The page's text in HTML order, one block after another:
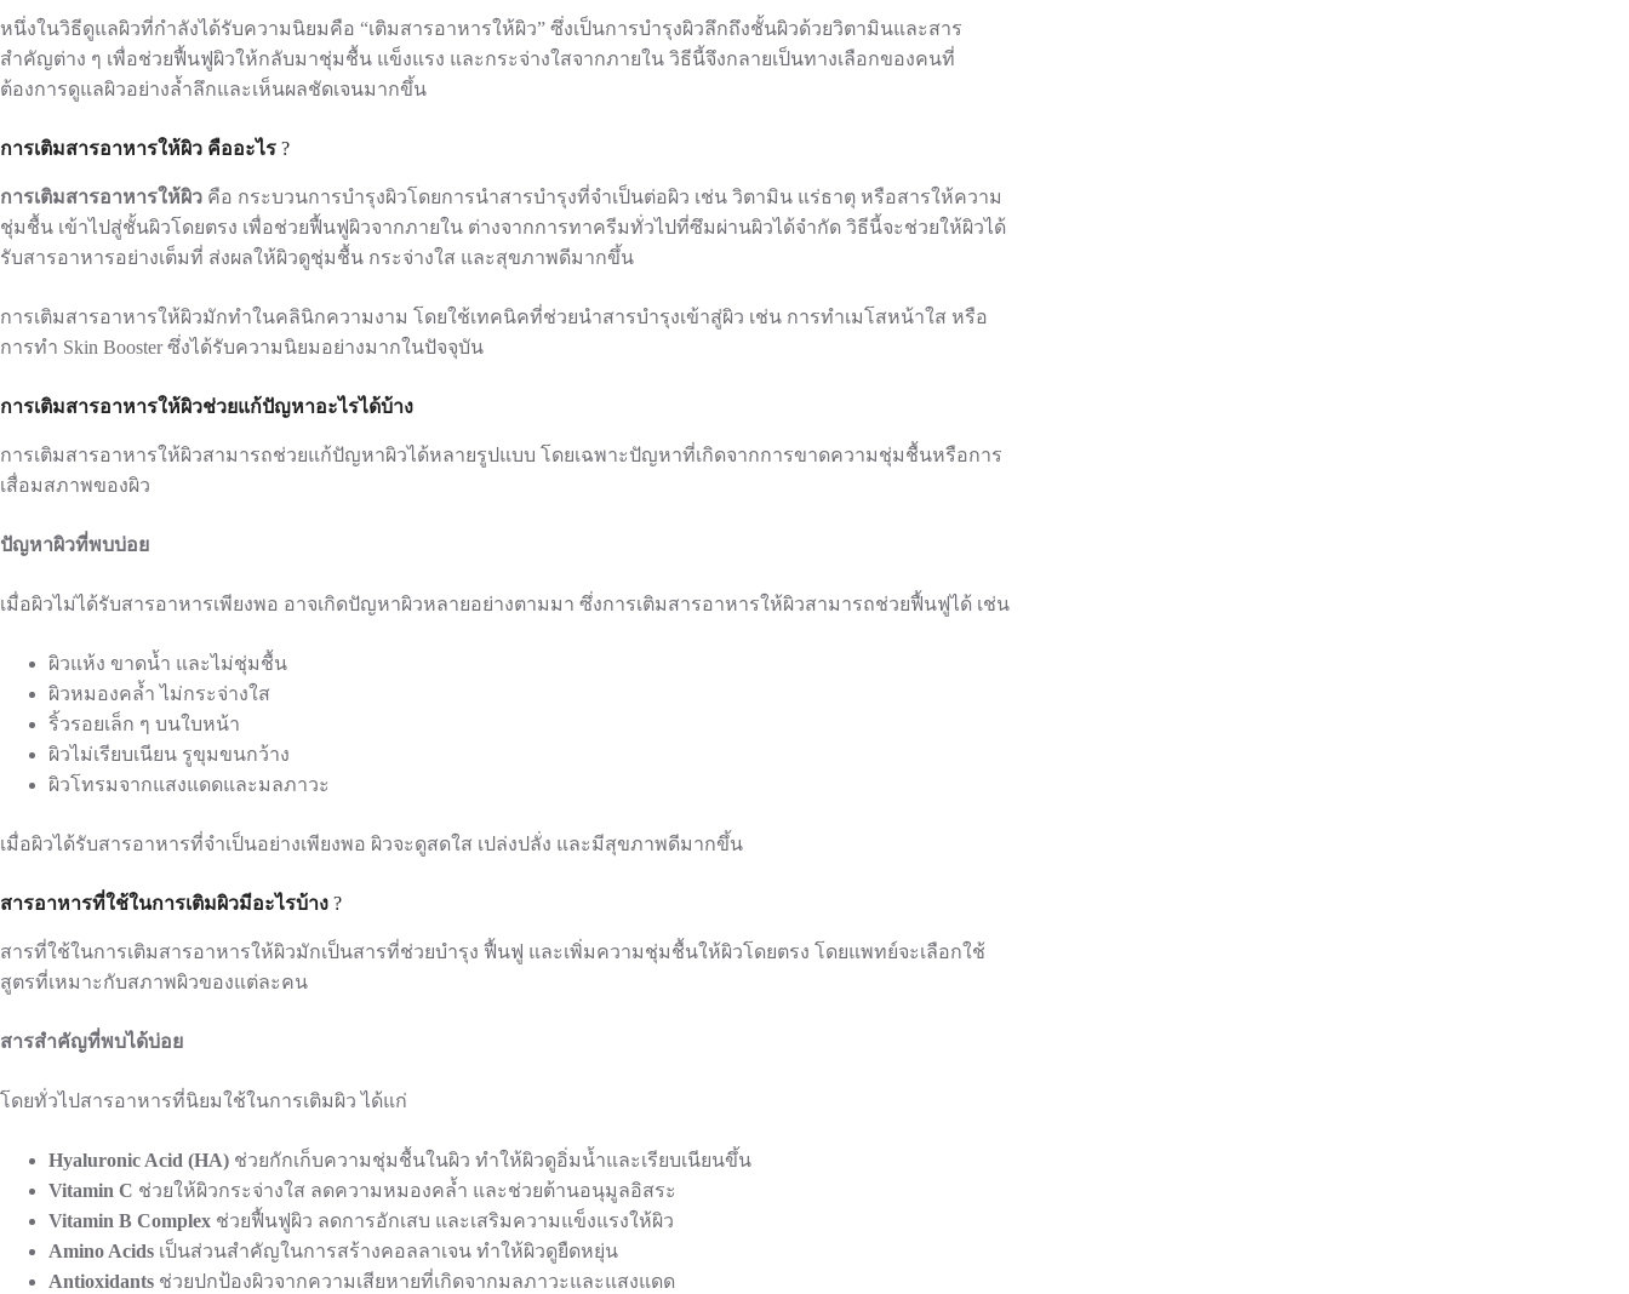
หนึ่งในวิธีดูแลผิวที่กำลังได้รับความนิยมคือ “เติมสารอาหารให้ผิว” ซึ่งเป็นการบำรุงผิวลึกถึงชั้นผิวด้วยวิตามินและสาร
สำคัญต่าง ๆ เพื่อช่วยฟื้นฟูผิวให้กลับมาชุ่มชื้น แข็งแรง และกระจ่างใสจากภายใน วิธีนี้จึงกลายเป็นทางเลือกของคนที่
ต้องการดูแลผิวอย่างล้ำลึกและเห็นผลชัดเจนมากขึ้น
การเติมสารอาหารให้ผิว คืออะไร ?
การเติมสารอาหารให้ผิว คือ กระบวนการบำรุงผิวโดยการนำสารบำรุงที่จำเป็นต่อผิว เช่น วิตามิน แร่ธาตุ หรือสารให้ความ
ชุ่มชื้น เข้าไปสู่ชั้นผิวโดยตรง เพื่อช่วยฟื้นฟูผิวจากภายใน ต่างจากการทาครีมทั่วไปที่ซึมผ่านผิวได้จำกัด วิธีนี้จะช่วยให้ผิวได้
รับสารอาหารอย่างเต็มที่ ส่งผลให้ผิวดูชุ่มชื้น กระจ่างใส และสุขภาพดีมากขึ้น
การเติมสารอาหารให้ผิวมักทำในคลินิกความงาม โดยใช้เทคนิคที่ช่วยนำสารบำรุงเข้าสู่ผิว เช่น การทำเมโสหน้าใส หรือ
การทำ Skin Booster ซึ่งได้รับความนิยมอย่างมากในปัจจุบัน
การเติมสารอาหารให้ผิวช่วยแก้ปัญหาอะไรได้บ้าง
การเติมสารอาหารให้ผิวสามารถช่วยแก้ปัญหาผิวได้หลายรูปแบบ โดยเฉพาะปัญหาที่เกิดจากการขาดความชุ่มชื้นหรือการ
เสื่อมสภาพของผิว
ปัญหาผิวที่พบบ่อย
เมื่อผิวไม่ได้รับสารอาหารเพียงพอ อาจเกิดปัญหาผิวหลายอย่างตามมา ซึ่งการเติมสารอาหารให้ผิวสามารถช่วยฟื้นฟูได้ เช่น
ผิวแห้ง ขาดน้ำ และไม่ชุ่มชื้น
ผิวหมองคล้ำ ไม่กระจ่างใส
ริ้วรอยเล็ก ๆ บนใบหน้า
ผิวไม่เรียบเนียน รูขุมขนกว้าง
ผิวโทรมจากแสงแดดและมลภาวะ
เมื่อผิวได้รับสารอาหารที่จำเป็นอย่างเพียงพอ ผิวจะดูสดใส เปล่งปลั่ง และมีสุขภาพดีมากขึ้น
สารอาหารที่ใช้ในการเติมผิวมีอะไรบ้าง ?
สารที่ใช้ในการเติมสารอาหารให้ผิวมักเป็นสารที่ช่วยบำรุง ฟื้นฟู และเพิ่มความชุ่มชื้นให้ผิวโดยตรง โดยแพทย์จะเลือกใช้
สูตรที่เหมาะกับสภาพผิวของแต่ละคน
สารสำคัญที่พบได้บ่อย
โดยทั่วไปสารอาหารที่นิยมใช้ในการเติมผิว ได้แก่
Hyaluronic Acid (HA) ช่วยกักเก็บความชุ่มชื้นในผิว ทำให้ผิวดูอิ่มน้ำและเรียบเนียนขึ้น
Vitamin C ช่วยให้ผิวกระจ่างใส ลดความหมองคล้ำ และช่วยต้านอนุมูลอิสระ
Vitamin B Complex ช่วยฟื้นฟูผิว ลดการอักเสบ และเสริมความแข็งแรงให้ผิว
Amino Acids เป็นส่วนสำคัญในการสร้างคอลลาเจน ทำให้ผิวดูยืดหยุ่น
Antioxidants ช่วยปกป้องผิวจากความเสียหายที่เกิดจากมลภาวะและแสงแดด